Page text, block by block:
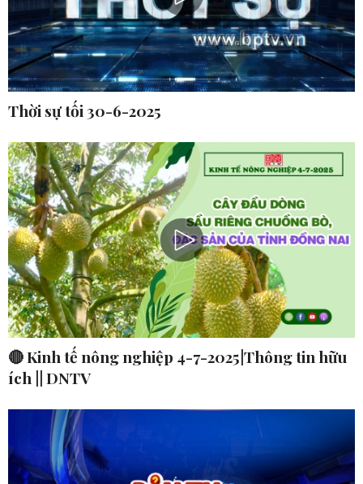
Thời sự tối 30-6-2025
🔴 Kinh tế nông nghiệp 4-7-2025|Thông tin hữu
ích || DNTV